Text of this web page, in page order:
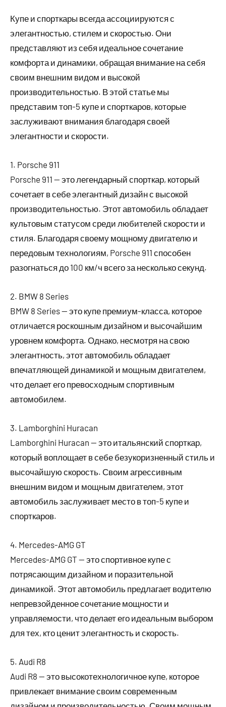
Купе и спорткары всегда ассоциируются с
элегантностью, стилем и скоростью. Они
представляют из себя идеальное сочетание
комфорта и динамики, обращая внимание на себя
своим внешним видом и высокой
производительностью. В этой статье мы
представим топ-5 купе и спорткаров, которые
заслуживают внимания благодаря своей
элегантности и скорости.
1. Porsche 911
Porsche 911 — это легендарный спорткар, который
сочетает в себе элегантный дизайн с высокой
производительностью. Этот автомобиль обладает
культовым статусом среди любителей скорости и
стиля. Благодаря своему мощному двигателю и
передовым технологиям, Porsche 911 способен
разогнаться до 100 км/ч всего за несколько секунд.
2. BMW 8 Series
BMW 8 Series — это купе премиум-класса, которое
отличается роскошным дизайном и высочайшим
уровнем комфорта. Однако, несмотря на свою
элегантность, этот автомобиль обладает
впечатляющей динамикой и мощным двигателем,
что делает его превосходным спортивным
автомобилем.
3. Lamborghini Huracan
Lamborghini Huracan — это итальянский спорткар,
который воплощает в себе безукоризненный стиль и
высочайшую скорость. Своим агрессивным
внешним видом и мощным двигателем, этот
автомобиль заслуживает место в топ-5 купе и
спорткаров.
4. Mercedes-AMG GT
Mercedes-AMG GT — это спортивное купе с
потрясающим дизайном и поразительной
динамикой. Этот автомобиль предлагает водителю
непревзойденное сочетание мощности и
управляемости, что делает его идеальным выбором
для тех, кто ценит элегантность и скорость.
5. Audi R8
Audi R8 — это высокотехнологичное купе, которое
привлекает внимание своим современным